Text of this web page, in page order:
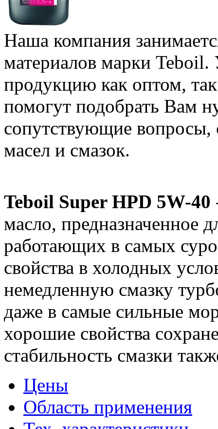
Наша компания
материалов марки
продукцию как оптом,
помогут подобрать Вам
сопутствующие вопросы,
масел и смазок.
Teboil Super HPD 5W-40
масло, предназначенное
работающих в самых
свойства в холодных
немедленную смазку
даже в самые сильные
хорошие свойства
стабильность смазки
Цены
Область применения